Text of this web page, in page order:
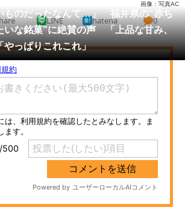
総合ページ
通す
新トレンド
イスの未来
ものだったなんて…」 福井県の“赤ち
いな銘菓”に絶賛の声 「上品な甘み、
やっぱりこれこれ」
画像：写真AC
LINE hatena 0